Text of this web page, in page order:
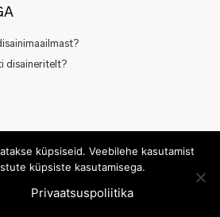
disaineritelt?
küpsiseid. Veebilehe kasutamist
küpsiste kasutamisega.
Privaatsuspoliitika